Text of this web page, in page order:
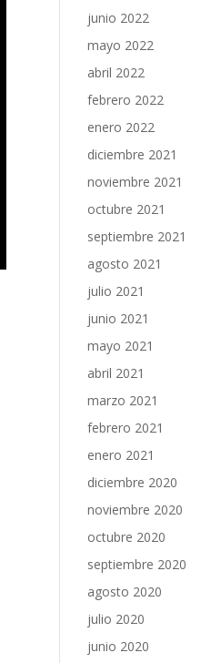
junio 2022
mayo 2022
abril 2022
febrero 2022
enero 2022
diciembre 2021
noviembre 2021
octubre 2021
septiembre 2021
agosto 2021
julio 2021
junio 2021
mayo 2021
abril 2021
marzo 2021
febrero 2021
enero 2021
diciembre 2020
noviembre 2020
octubre 2020
septiembre 2020
agosto 2020
julio 2020
junio 2020